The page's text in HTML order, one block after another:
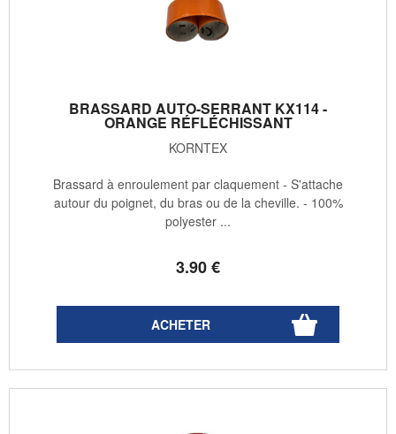
BRASSARD AUTO-SERRANT KX114 -
ORANGE RÉFLÉCHISSANT
KORNTEX
3.90€
Brassard à enroulement par claquement - S'attache
autour du poignet, du bras ou de la cheville. - 100%
polyester ...